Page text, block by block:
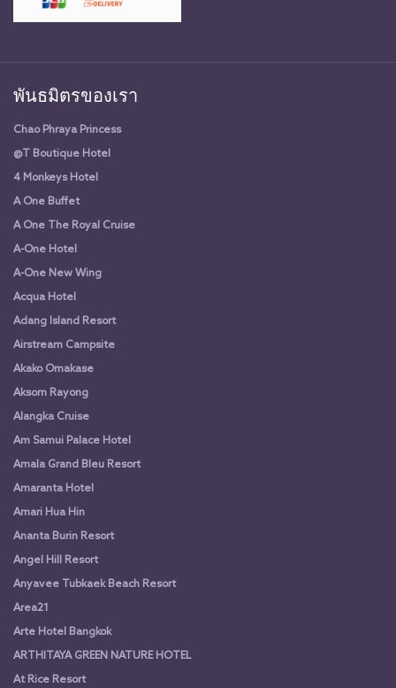
พันธมิตรของเรา
Chao Phraya Princess
@T Boutique Hotel
4 Monkeys Hotel
A One Buffet
A One The Royal Cruise
A-One Hotel
A-One New Wing
Acqua Hotel
Adang Island Resort
Airstream Campsite
Akako Omakase
Aksorn Rayong
Alangka Cruise
Am Samui Palace Hotel
Amala Grand Bleu Resort
Amaranta Hotel
Amari Hua Hin
Ananta Burin Resort
Angel Hill Resort
Anyavee Tubkaek Beach Resort
Area21
Arte Hotel Bangkok
ARTHITAYA GREEN NATURE HOTEL
At Rice Resort